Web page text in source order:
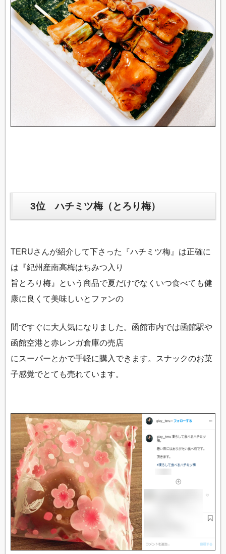
3位 ハチミツ梅（とろり梅）
TERUさんが紹介して下さった『ハチミツ梅』は正確に
は『紀州産南高梅はちみつ入り
旨とろり梅』という商品で夏だけでなくいつ食べても健
康に良くて美味しいとファンの
間ですぐに大人気になりました。函館市内では函館駅や
函館空港と赤レンガ倉庫の売店
にスーパーとかで手軽に購入できます。スナックのお菓
子感覚でとても売れています。